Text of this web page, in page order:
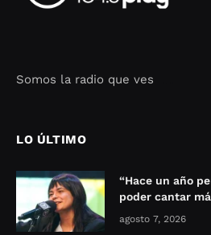
Somos la radio que ves
LO ÚLTIMO
“Hace un año
poder cantar
agosto 7, 2026